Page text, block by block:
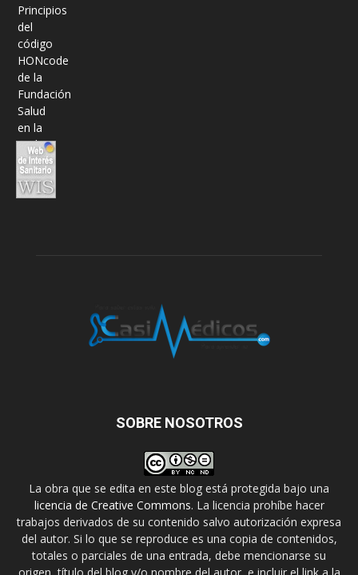
SOBRE NOSOTROS
La obra que se edita en este blog está protegida bajo una
licencia de Creative Commons. La licencia prohíbe hacer
trabajos derivados de su contenido salvo autorización expresa
del autor. Si lo que se reproduce es una copia de contenidos,
totales o parciales de una entrada, debe mencionarse su